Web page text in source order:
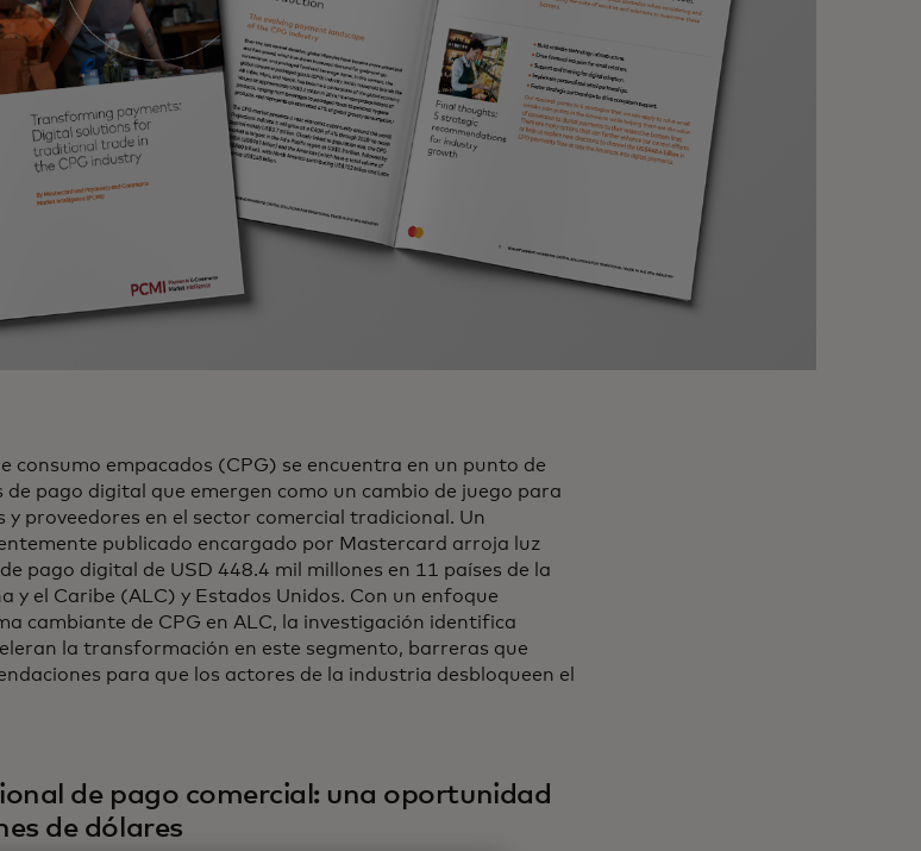
consumo empacados (CPG) se encuentra en un punto de
de pago digital que emergen como un cambio de juego para
y proveedores en el sector comercial tradicional. Un
publicado encargado por Mastercard arroja luz
pago digital de USD 448.4 mil millones en 11 países de la
y el Caribe (ALC) y Estados Unidos. Con un enfoque
cambiante de CPG en ALC, la investigación identifica
la transformación en este segmento, barreras que
para que los actores de la industria desbloqueen el
de pago comercial: una oportunidad
de dólares